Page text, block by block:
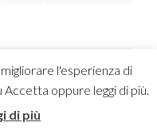
l'esperienza di
Accetta oppure leggi di più.
di più